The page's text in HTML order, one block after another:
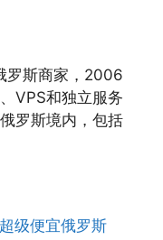
罗斯商家，2006
VPS和独立服务
罗斯境内，包括
超级便宜俄罗斯